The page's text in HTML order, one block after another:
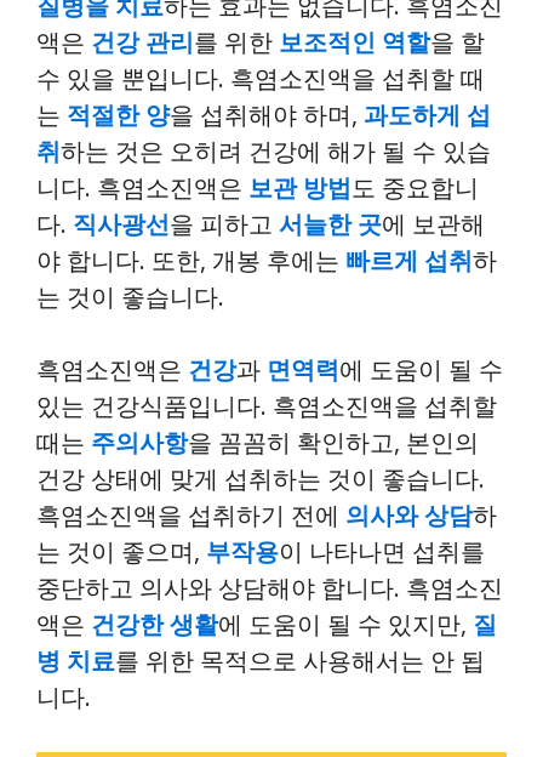
액은 건강 관리를 위한 보조적인 역할을 할
수 있을 뿐입니다. 흑염소진액을 섭취할 때
는 적절한 양을 섭취해야 하며, 과도하게 섭
취하는 것은 오히려 건강에 해가 될 수 있습
니다. 흑염소진액은 보관 방법도 중요합니
다. 직사광선을 피하고 서늘한 곳에 보관해
야 합니다. 또한, 개봉 후에는 빠르게 섭취하
는 것이 좋습니다.
흑염소진액은 건강과 면역력에 도움이 될 수
있는 건강식품입니다. 흑염소진액을 섭취할
때는 주의사항을 꼼꼼히 확인하고, 본인의
건강 상태에 맞게 섭취하는 것이 좋습니다.
흑염소진액을 섭취하기 전에 의사와 상담하
는 것이 좋으며, 부작용이 나타나면 섭취를
중단하고 의사와 상담해야 합니다. 흑염소진
액은 건강한 생활에 도움이 될 수 있지만, 질
병 치료를 위한 목적으로 사용해서는 안 됩
니다.